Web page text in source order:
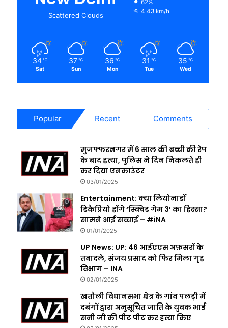
Scattered Clouds
62%
4.43 km/h
34 ℃
Sat
37 ℃
Sun
36 ℃
Mon
31 ℃
Tue
35 ℃
Wed
Popular Recent Comments
मुजफ्फरनगर में 6 साल की बच्ची की रेप
के बाद हत्या, पुलिस ने दिन निकलते ही
कर दिया एनकाउंटर
03/01/2025
Entertainment: क्या लियोनार्डो
डिकैप्रियो होंगे ‘स्क्विड गेम 3’ का हिस्सा?
सामने आई सच्चाई – #iNA
01/01/2025
UP News: UP: 46 आईएएस अफ़सरों के
तबादले, संजय प्रसाद को फिर मिला गृह
विभाग – INA
02/01/2025
खतौली विधानसभा क्षेत्र के गांव पलड़ी में
दबंगों द्वारा अनुसूचित जाति के युवक भाई
सनी जी की पीट पीट कर हत्या किए